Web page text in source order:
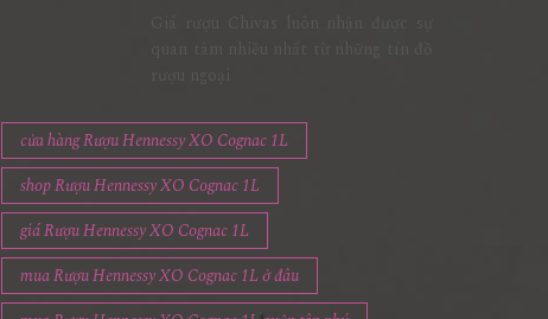
cửa hàng Rượu Hennessy XO Cognac 1L
shop Rượu Hennessy XO Cognac 1L
giá Rượu Hennessy XO Cognac 1L
mua Rượu Hennessy XO Cognac 1L ở đâu